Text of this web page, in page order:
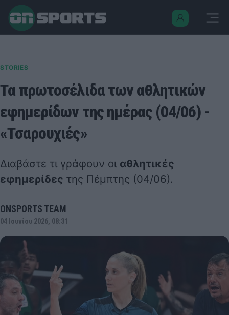
STORIES
Τα πρωτοσέλιδα των αθλητικών
εφημερίδων της ημέρας (04/06) -
«Τσαρουχιές»
Διαβάστε τι γράφουν οι αθλητικές
εφημερίδες της Πέμπτης (04/06).
ONSPORTS TEAM
04 Ιουνίου 2026, 08:31